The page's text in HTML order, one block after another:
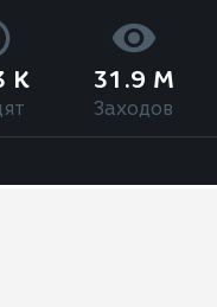
K 31.9 M
Заходов